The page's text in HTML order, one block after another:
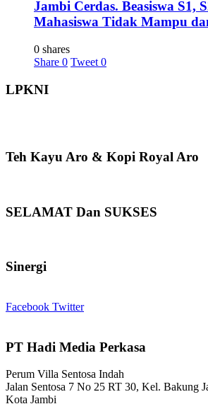
Jambi Cerdas. Beasiswa S1,
Mahasiswa Tidak Mampu
0 shares
Share 0 Tweet 0
LPKNI
Teh Kayu Aro & Kopi Royal Aro
SELAMAT Dan SUKSES
Sinergi
Facebook Twitter
PT Hadi Media Perkasa
Perum Villa Sentosa Indah
Jalan Sentosa 7 No 25 RT 30, Kel. Bakung
Kota Jambi